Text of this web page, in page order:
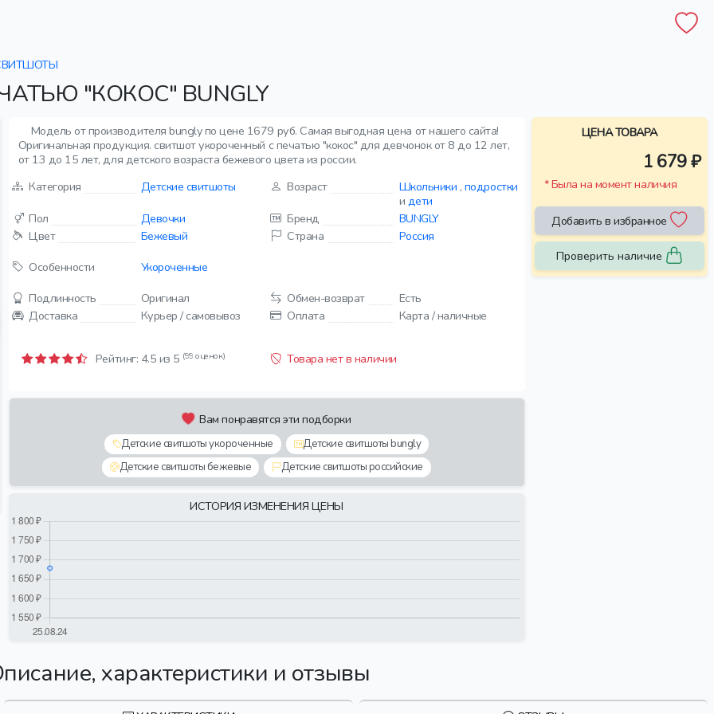
"КОКОС" BUNGLY
Модель от производителя bungly по цене 1679 руб. Самая выгодная цена от нашего сайта!
Оригинальная продукция. свитшот укороченный с печатью "кокос" для девчонок от 8 до 12 лет,
от 13 до 15 лет, для детского возраста бежевого цвета из россии.
Категория
Детские свитшоты Возраст Школьники , подростки
и дети
Пол
Девочки Бренд
BUNGLY
Цвет
Бежевый Страна
Россия
Особенности
Укороченные
Подлинность
Оригинал Обмен-возврат
Есть
Доставка
Курьер / самовывоз Оплата Карта / наличные
Рейтинг: 4.5 из 5 (99 оценок) Товара нет в наличии
Вам понравятся эти подборки
Детские свитшоты укороченные
Детские свитшоты bungly
Детские свитшоты бежевые
Детские свитшоты российские
ИСТОРИЯ ИЗМЕНЕНИЯ ЦЕНЫ
ЦЕНА ТОВАРА
1 679 ₽
* Была на момент наличия
Добавить в избранное
Проверить наличие
характеристики и отзывы